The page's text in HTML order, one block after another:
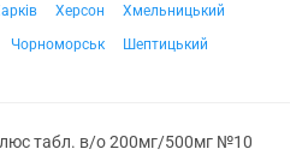
Херсон
Хмельницький
Чорноморськ Шептицький
табл. в/о 200мг/500мг №10